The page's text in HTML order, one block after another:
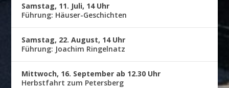
Samstag, 11. Juli, 14 Uhr
Führung: Häuser-Geschichten
Samstag, 22. August, 14 Uhr
Führung: Joachim Ringelnatz
Mittwoch, 16. September ab 12.30 Uhr
Herbstfahrt zum Petersberg